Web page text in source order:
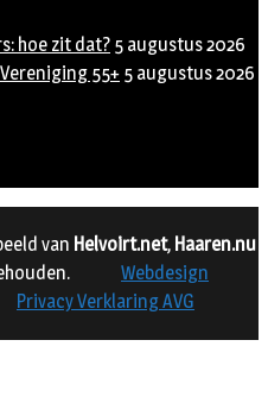
hoe zit dat? 5 augustus 2026
55+ 5 augustus 2026
van Helvoirt.net, Haaren.nu
Webdesign
Privacy Verklaring AVG